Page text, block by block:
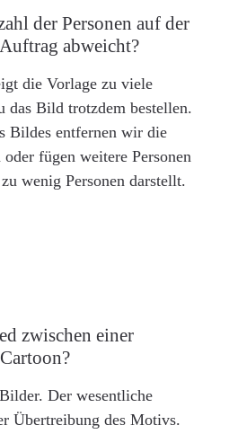
der Personen auf der
abweicht?
die Vorlage zu viele
das Bild trotzdem bestellen.
Bildes entfernen wir die
oder fügen weitere Personen
wenig Personen darstellt.
zwischen einer
Der wesentliche
Übertreibung des Motivs.